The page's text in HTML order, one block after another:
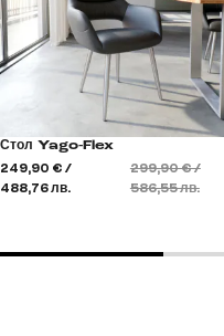
Стол Yago-Flex
249,90 € /
488,76 лв.
299,90 € /
586,55 лв.